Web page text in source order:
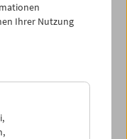
Ihrer Nutzung